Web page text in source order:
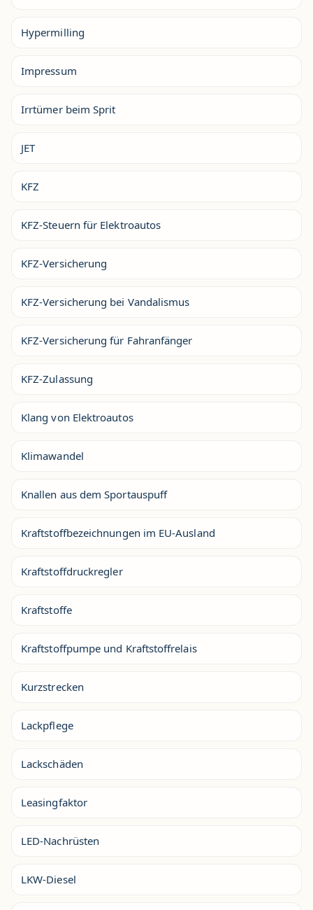
Hypermilling
Impressum
Irrtümer beim Sprit
JET
KFZ
KFZ-Steuern für Elektroautos
KFZ-Versicherung
KFZ-Versicherung bei Vandalismus
KFZ-Versicherung für Fahranfänger
KFZ-Zulassung
Klang von Elektroautos
Klimawandel
Knallen aus dem Sportauspuff
Kraftstoffbezeichnungen im EU-Ausland
Kraftstoffdruckregler
Kraftstoffe
Kraftstoffpumpe und Kraftstoffrelais
Kurzstrecken
Lackpflege
Lackschäden
Leasingfaktor
LED-Nachrüsten
LKW-Diesel